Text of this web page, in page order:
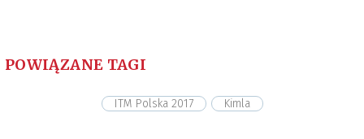
POWIĄZANE TAGI
ITM Polska 2017 Kimla